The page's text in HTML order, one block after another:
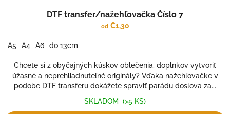
DTF transfer/nažehľovačka Číslo 7
od€1,30
A5 A4 A6 do 13cm
Chcete si z obyčajných kúskov oblečenia, doplnkov vytvoriť
úžasné a neprehliadnuteľné originály? Vďaka nažehľovačke v
podobe DTF transferu dokážete spraviť parádu doslova za...
SKLADOM (>5 KS)